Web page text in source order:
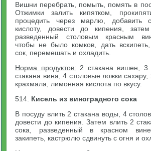
Вишни перебрать, помыть, помять в
Отжимки залить кипятком,
процедить через марлю, добавить
кислоту, довести до кипения,
разведенный столовым красным
чтобы не было комков, дать
сок, перемешать и охладить.
Норма продуктов: 2 стакана вишен,
стакана вина, 4 столовые ложки
крахмала, лимонная кислота по вкусу.
514. Кисель из виноградного сока
В посуду влить 2 стакана воды, 4
довести до кипения. Затем влить 2
сока, разведенный в красном
закипеть, кастрюлю сдвинуть с огня и